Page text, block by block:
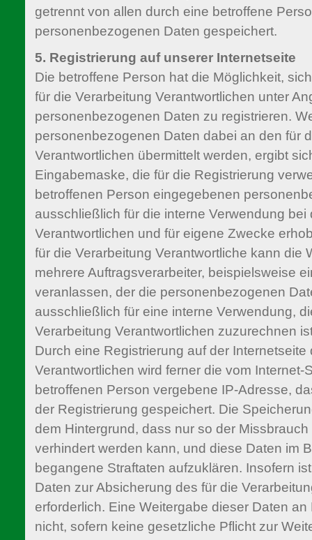
getrennt von allen durch eine betroffene
personenbezogenen Daten gespeichert.
5. Registrierung auf unserer Internetseite
Die betroffene Person hat die Möglichkeit,
für die Verarbeitung Verantwortlichen unter
personenbezogenen Daten zu registrieren.
personenbezogenen Daten dabei an den für
Verantwortlichen übermittelt werden, ergibt
Eingabemaske, die für die Registrierung
betroffenen Person eingegebenen
ausschließlich für die interne Verwendung bei
Verantwortlichen und für eigene Zwecke
für die Verarbeitung Verantwortliche kann die
mehrere Auftragsverarbeiter, beispielsweise
veranlassen, der die personenbezogenen
ausschließlich für eine interne Verwendung,
Verarbeitung Verantwortlichen zuzurechnen
Durch eine Registrierung auf der
Verantwortlichen wird ferner die vom Internet-
betroffenen Person vergebene IP-Adresse,
der Registrierung gespeichert. Die
dem Hintergrund, dass nur so der
verhindert werden kann, und diese Daten im
begangene Straftaten aufzuklären. Insofern
Daten zur Absicherung des für die
erforderlich. Eine Weitergabe dieser Daten
nicht, sofern keine gesetzliche Pflicht zur